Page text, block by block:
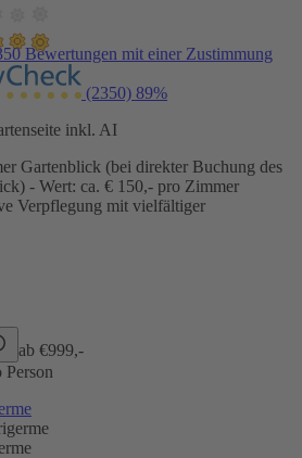
Bewertungen mit einer Zustimmung
(2350) 89%
inkl. AI
Gartenblick (bei direkter Buchung des
- Wert: ca. € 150,- pro Zimmer
Verpflegung mit vielfältiger
ab €999,-
Person